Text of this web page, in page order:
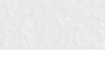
Drška
Drvena